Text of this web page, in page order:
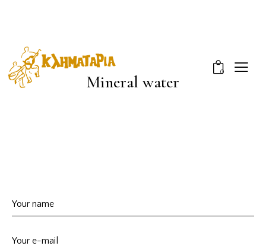
0
Mineral water